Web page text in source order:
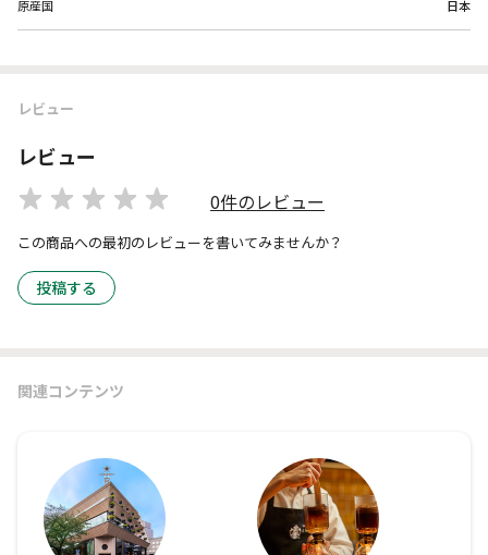
原産国 日本
レビュー
レビュー
0件のレビュー
この商品への最初のレビューを書いてみませんか？
投稿する
関連コンテンツ